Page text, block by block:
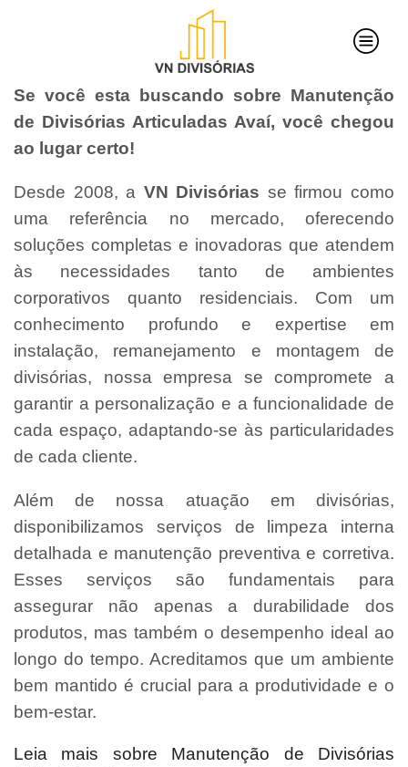
Se você esta buscando sobre Manutenção
de Divisórias Articuladas Avaí, você chegou
ao lugar certo!
Desde 2008, a VN Divisórias se firmou como
uma referência no mercado, oferecendo
soluções completas e inovadoras que atendem
às necessidades tanto de ambientes
corporativos quanto residenciais. Com um
conhecimento profundo e expertise em
instalação, remanejamento e montagem de
divisórias, nossa empresa se compromete a
garantir a personalização e a funcionalidade de
cada espaço, adaptando-se às particularidades
de cada cliente.
Além de nossa atuação em divisórias,
disponibilizamos serviços de limpeza interna
detalhada e manutenção preventiva e corretiva.
Esses serviços são fundamentais para
assegurar não apenas a durabilidade dos
produtos, mas também o desempenho ideal ao
longo do tempo. Acreditamos que um ambiente
bem mantido é crucial para a produtividade e o
bem-estar.
Leia mais sobre Manutenção de Divisórias